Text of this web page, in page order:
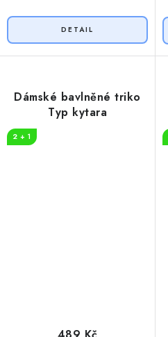
Dámské bavlněné triko
Typ kytara
2 + 1